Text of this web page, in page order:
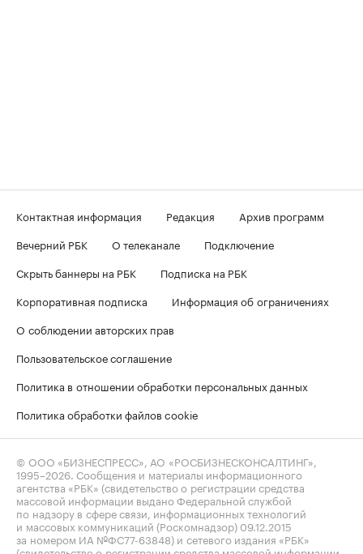
Контактная информация Редакция
Архив программ
Вечерний РБК
О телеканале
Подключение
Скрыть баннеры на РБК
Подписка на РБК
Корпоративная подписка
Информация об ограничениях
О соблюдении авторских прав
Пользовательское соглашение
Политика в отношении обработки персональных данных
Политика обработки файлов cookie
© ООО «БИЗНЕСПРЕСС», АО «РОСБИЗНЕСКОНСАЛТИНГ»,
1995–2026 . Сообщения и материалы информационного
агентства «РБК» (свидетельство о регистрации средства
массовой информации выдано Федеральной службой
по надзору в сфере связи, информационных технологий
и массовых коммуникаций (Роскомнадзор) 09.12.2015
за номером ИА №ФС77-63848) и сетевого издания «РБК»